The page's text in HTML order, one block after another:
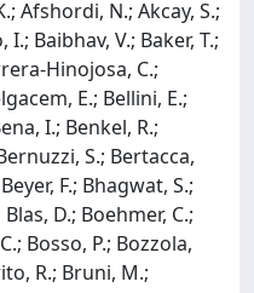
Afshordi, N.; Akcay, S.;
Baibhav, V.; Baker, T.;
Hinojosa, C.;
E.; Bellini, E.;
I.; Benkel, R.;
S.; Bertacca,
F.; Bhagwat, S.;
D.; Boehmer, C.;
Bosso, P.; Bozzola,
R.; Bruni, M.;